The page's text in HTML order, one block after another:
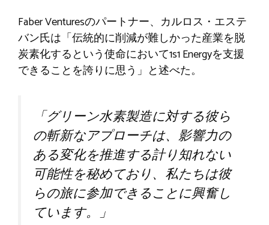
Faber Venturesのパートナー、カルロス・エステ
バン氏は「伝統的に削減が難しかった産業を脱
炭素化するという使命において1s1 Energyを支援
できることを誇りに思う」と述べた。
「グリーン水素製造に対する彼ら
の斬新なアプローチは、影響力の
ある変化を推進する計り知れない
可能性を秘めており、私たちは彼
らの旅に参加できることに興奮し
ています。」